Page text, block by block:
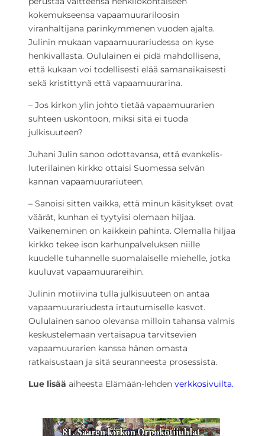
kokemukseensa vapaamuurariloosin
viranhaltijana parinkymmenen vuoden ajalta.
Julinin mukaan vapaamuurariudessa on kyse
henkivallasta. Oululainen ei pidä mahdollisena,
että kukaan voi todellisesti elää samanaikaisesti
sekä kristittynä että vapaamuurarina.
– Jos kirkon ylin johto tietää vapaamuurarien
suhteen uskontoon, miksi sitä ei tuoda
julkisuuteen?
Juhani Julin sanoo odottavansa, että evankelis-
luterilainen kirkko ottaisi Suomessa selvän
kannan vapaamuurariuteen.
– Sanoisi sitten vaikka, että minun käsitykset ovat
väärät, kunhan ei tyytyisi olemaan hiljaa.
Vaikeneminen on kaikkein pahinta. Olemalla hiljaa
kirkko tekee ison karhunpalveluksen niille
kuudelle tuhannelle suomalaiselle miehelle, jotka
kuuluvat vapaamuurareihin.
Julinin motiivina tulla julkisuuteen on antaa
vapaamuurariudesta irtautumiselle kasvot.
Oululainen sanoo olevansa milloin tahansa valmis
keskustelemaan vertaisapua tarvitsevien
vapaamuurarien kanssa hänen omasta
ratkaisustaan ja sitä seuranneesta prosessista.
Lue lisää aiheesta Elämään-lehden verkkosivuilta.